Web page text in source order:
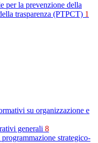
per la prevenzione della
trasparenza (PTPCT) 1
su organizzazione e
generali 8
strategico-